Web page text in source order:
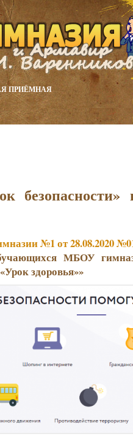
ПРИЁМНАЯ
№1 от 28.08.2020
МБОУ
здоровья»»